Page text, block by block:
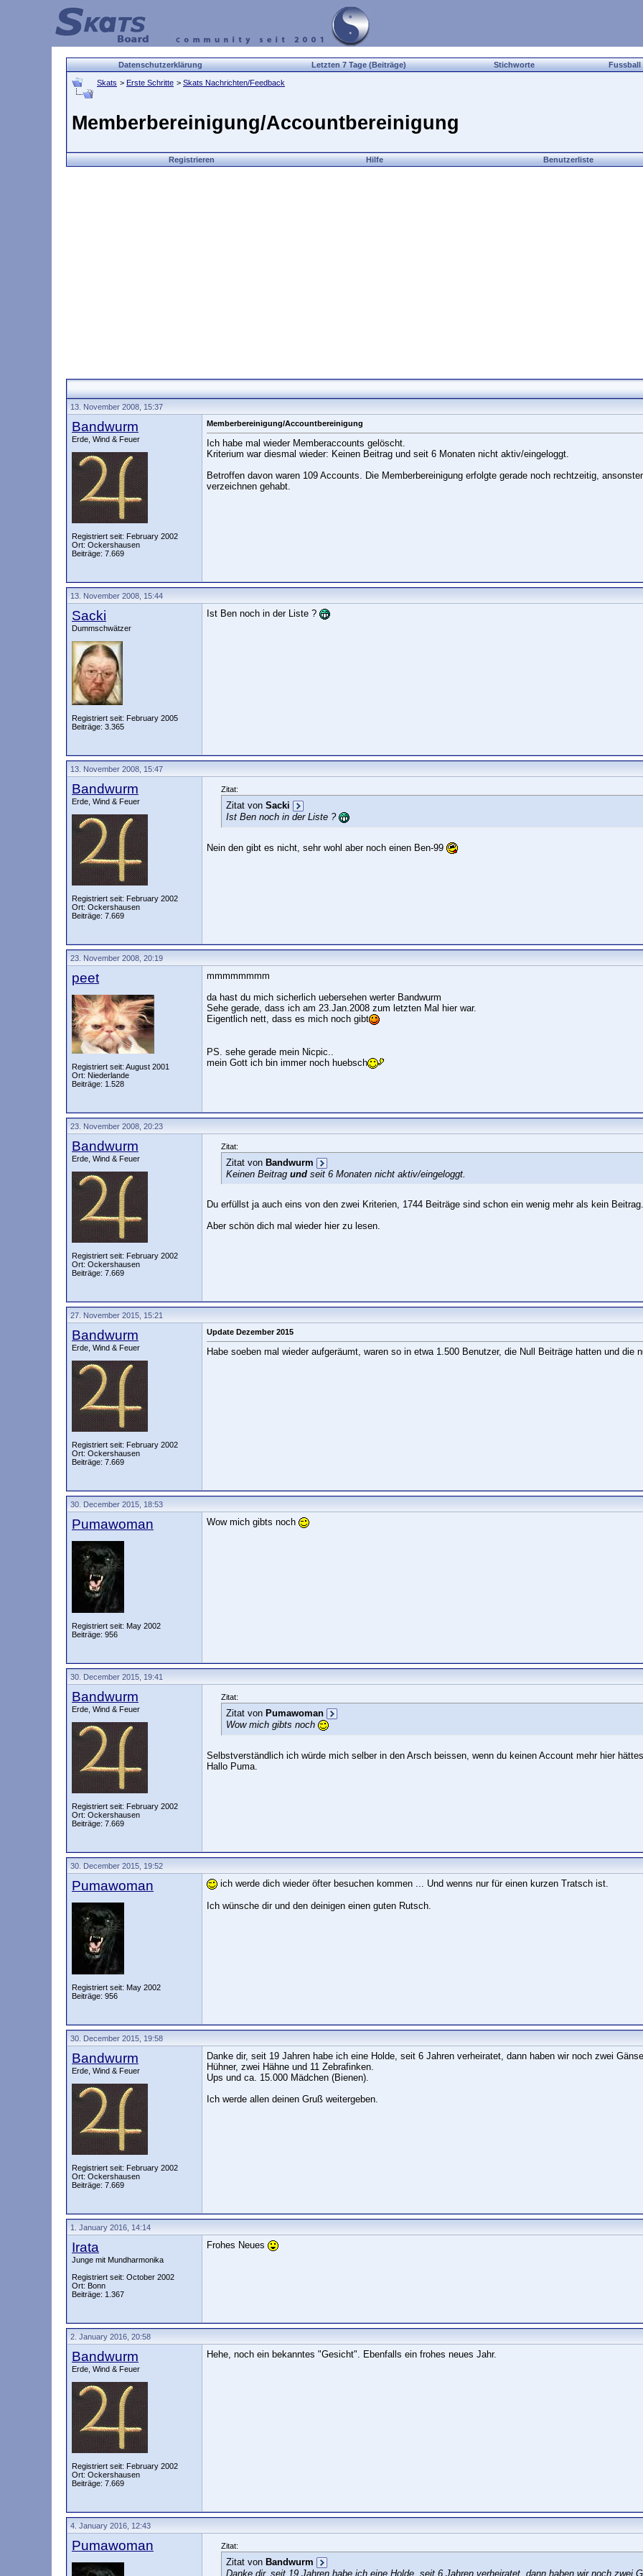
Datenschutzerklärung Letzten 7 Tage (Beiträge) Stichworte Fussball
Skats > Erste Schritte > Skats Nachrichten/Feedback
Memberbereinigung/Accountbereinigung
Registrieren Hilfe Benutzerliste
13. November 2008, 15:37
Bandwurm
Erde, Wind & Feuer
Registriert seit: February 2002
Ort: Ockershausen
Beiträge: 7.669
Memberbereinigung/Accountbereinigung
Ich habe mal wieder Memberaccounts gelöscht.
Kriterium war diesmal wieder: Keinen Beitrag und seit 6 Monaten nicht aktiv/eingeloggt.
Betroffen davon waren 109 Accounts. Die Memberbereinigung erfolgte gerade noch rechtzeitig,
verzeichnen gehabt.
13. November 2008, 15:44
Sacki
Dummschwätzer
Registriert seit: February 2005
Beiträge: 3.365
Ist Ben noch in der Liste ?
13. November 2008, 15:47
Bandwurm
Erde, Wind & Feuer
Registriert seit: February 2002
Ort: Ockershausen
Beiträge: 7.669
Zitat:
Zitat von Sacki
Ist Ben noch in der Liste ?
Nein den gibt es nicht, sehr wohl aber noch einen Ben-99
23. November 2008, 20:19
peet
Registriert seit: August 2001
Ort: Niederlande
Beiträge: 1.528
mmmmmmmm
da hast du mich sicherlich uebersehen werter Bandwurm
Sehe gerade, dass ich am 23.Jan.2008 zum letzten Mal hier war.
Eigentlich nett, dass es mich noch gibt
PS. sehe gerade mein Nicpic..
mein Gott ich bin immer noch huebsch
23. November 2008, 20:23
Bandwurm
Erde, Wind & Feuer
Registriert seit: February 2002
Ort: Ockershausen
Beiträge: 7.669
Zitat:
Zitat von Bandwurm
Keinen Beitrag und seit 6 Monaten nicht aktiv/eingeloggt.
Du erfüllst ja auch eins von den zwei Kriterien, 1744 Beiträge sind schon ein wenig mehr als kein Beitrag.
Aber schön dich mal wieder hier zu lesen.
27. November 2015, 15:21
Bandwurm
Erde, Wind & Feuer
Registriert seit: February 2002
Ort: Ockershausen
Beiträge: 7.669
Update Dezember 2015
Habe soeben mal wieder aufgeräumt, waren so in etwa 1.500 Benutzer, die Null Beiträge hatten und die
30. December 2015, 18:53
Pumawoman
Registriert seit: May 2002
Beiträge: 956
Wow mich gibts noch
30. December 2015, 19:41
Bandwurm
Erde, Wind & Feuer
Registriert seit: February 2002
Ort: Ockershausen
Beiträge: 7.669
Zitat:
Zitat von Pumawoman
Wow mich gibts noch
Selbstverständlich ich würde mich selber in den Arsch beissen, wenn du keinen Account mehr hier
Hallo Puma.
30. December 2015, 19:52
Pumawoman
Registriert seit: May 2002
Beiträge: 956
ich werde dich wieder öfter besuchen kommen ... Und wenns nur für einen kurzen Tratsch ist.
Ich wünsche dir und den deinigen einen guten Rutsch.
30. December 2015, 19:58
Bandwurm
Erde, Wind & Feuer
Registriert seit: February 2002
Ort: Ockershausen
Beiträge: 7.669
Danke dir, seit 19 Jahren habe ich eine Holde, seit 6 Jahren verheiratet, dann haben wir noch zwei
Hühner, zwei Hähne und 11 Zebrafinken.
Ups und ca. 15.000 Mädchen (Bienen).
Ich werde allen deinen Gruß weitergeben.
1. January 2016, 14:14
Irata
Junge mit Mundharmonika
Registriert seit: October 2002
Ort: Bonn
Beiträge: 1.367
Frohes Neues
2. January 2016, 20:58
Bandwurm
Erde, Wind & Feuer
Registriert seit: February 2002
Ort: Ockershausen
Beiträge: 7.669
Hehe, noch ein bekanntes "Gesicht". Ebenfalls ein frohes neues Jahr.
4. January 2016, 12:43
Pumawoman Zitat:
Zitat von Bandwurm
Danke dir, seit 19 Jahren habe ich eine Holde, seit 6 Jahren verheiratet, dann haben wir noch zwei